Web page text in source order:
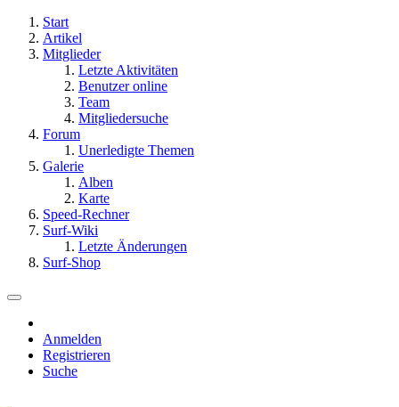
Start
Artikel
Mitglieder
Letzte Aktivitäten
Benutzer online
Team
Mitgliedersuche
Forum
Unerledigte Themen
Galerie
Alben
Karte
Speed-Rechner
Surf-Wiki
Letzte Änderungen
Surf-Shop
Anmelden
Registrieren
Suche